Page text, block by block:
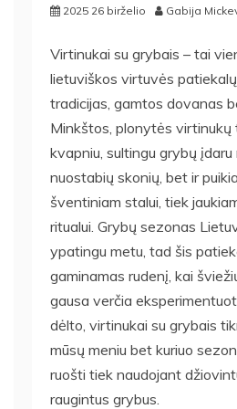
2025 26 birželio Gabija
Virtinukai su grybais – tai
lietuviškos virtuvės
tradicijas, gamtos dovanas
Minkštos, plonytės virtinukų
kvapniu, sultingu grybų
nuostabių skonių, bet ir
šventiniam stalui, tiek
ritualui. Grybų sezonas
ypatingu metu, tad šis
gaminamas rudenį, kai
gausa verčia
dėlto, virtinukai su grybais
mūsų meniu bet kuriuo
ruošti tiek naudojant
raugintus grybus.